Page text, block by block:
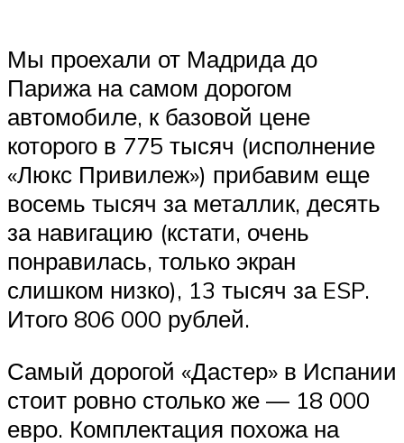
Мы проехали от Мадрида до
Парижа на самом дорогом
автомобиле, к базовой цене
которого в 775 тысяч (исполнение
«Люкс Привилеж») прибавим еще
восемь тысяч за металлик, десять
за навигацию (кстати, очень
понравилась, только экран
слишком низко), 13 тысяч за ESP.
Итого 806 000 рублей.
Самый дорогой «Дастер» в Испании
стоит ровно столько же — 18 000
евро. Комплектация похожа на